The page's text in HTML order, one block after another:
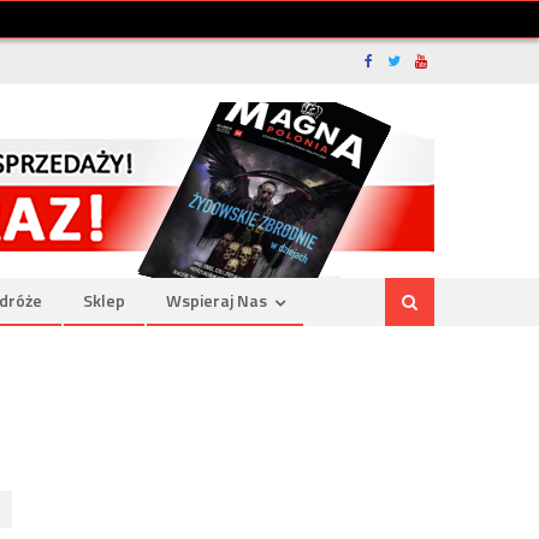
Sklep Wspieraj Nas